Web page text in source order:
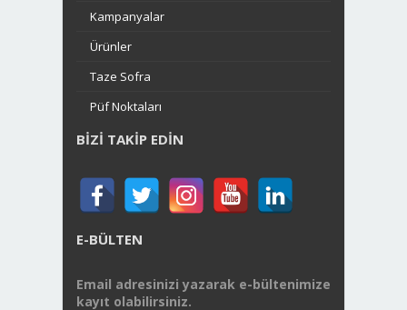
Kampanyalar
Ürünler
Taze Sofra
Püf Noktaları
BIZI TAKIP EDIN
E-BÜLTEN
Email adresinizi yazarak e-bültenimize
kayıt olabilirsiniz.